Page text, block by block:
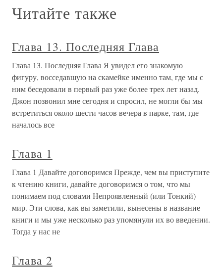
Читайте также
Глава 13. Последняя Глава
Глава 13. Последняя Глава Я увидел его знакомую
фигуру, восседавшую на скамейке именно там, где мы с
ним беседовали в первый раз уже более трех лет назад.
Джон позвонил мне сегодня и спросил, не могли бы мы
встретиться около шести часов вечера в парке, там, где
началось все
Глава 1
Глава 1 Давайте договоримся Прежде, чем вы приступите
к чтению книги, давайте договоримся о том, что мы
понимаем под словами Непроявленный (или Тонкий)
мир. Эти слова, как вы заметили, вынесены в название
книги и мы уже несколько раз упомянули их во введении.
Тогда у нас не
Глава 2